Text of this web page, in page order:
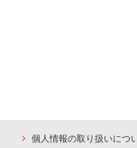
個人情報の取り扱いにつ